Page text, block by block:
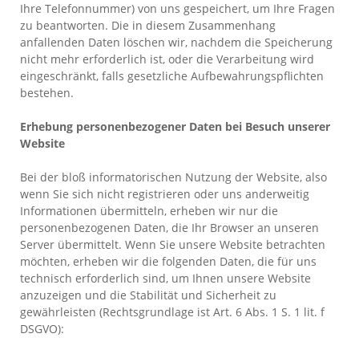
Ihre Telefonnummer) von uns gespeichert, um Ihre Fragen
zu beantworten. Die in diesem Zusammenhang
anfallenden Daten löschen wir, nachdem die Speicherung
nicht mehr erforderlich ist, oder die Verarbeitung wird
eingeschränkt, falls gesetzliche Aufbewahrungspflichten
bestehen.
Erhebung personenbezogener Daten bei Besuch unserer
Website
Bei der bloß informatorischen Nutzung der Website, also
wenn Sie sich nicht registrieren oder uns anderweitig
Informationen übermitteln, erheben wir nur die
personenbezogenen Daten, die Ihr Browser an unseren
Server übermittelt. Wenn Sie unsere Website betrachten
möchten, erheben wir die folgenden Daten, die für uns
technisch erforderlich sind, um Ihnen unsere Website
anzuzeigen und die Stabilität und Sicherheit zu
gewährleisten (Rechtsgrundlage ist Art. 6 Abs. 1 S. 1 lit. f
DSGVO):